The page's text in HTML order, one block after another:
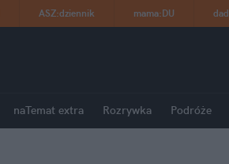
ASZ:dziennik mama:DU dad
naTemat extra Rozrywka Podróże